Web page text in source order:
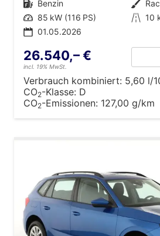
Kraftstoff Benzin Außenfarbe
Leistung 85 kW (116 PS) Kilometerstand 10
01.05.2026
26.540,– €
incl. 19% MwSt.
Verbrauch kombiniert: 5,60 l/
CO2-Klasse: D
CO2-Emissionen: 127,00 g/km